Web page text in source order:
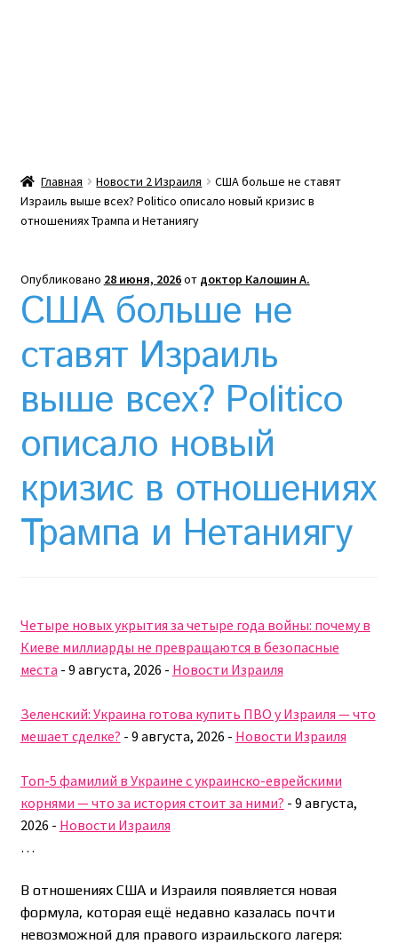
Компания
Корзина
Мой аккаунт
Необычный союз NAnews и Nikk.Agency
Отзывы про Клексан
Оформление заказа
Политика конфиденциальности
Рекомендации
Главная Новости 2 Израиля
США больше не ставят
Израиль выше всех? Politico описало новый кризис в
отношениях Трампа и Нетаниягу
Опубликовано 28 июня, 2026от доктор Калошин А.
США больше не
ставят Израиль
выше всех? Politico
описало новый
кризис в отношениях
Трампа и Нетаниягу
Четыре новых укрытия за четыре года войны: почему в
Киеве миллиарды не превращаются в безопасные
места - 9 августа, 2026 - Новости Израиля
Зеленский: Украина готова купить ПВО у Израиля — что
мешает сделке? - 9 августа, 2026 - Новости Израиля
Топ-5 фамилий в Украине с украинско-еврейскими
корнями — что за история стоит за ними? - 9 августа,
2026 - Новости Израиля
…
В отношениях США и Израиля появляется новая
формула, которая ещё недавно казалась почти
невозможной для правого израильского лагеря: